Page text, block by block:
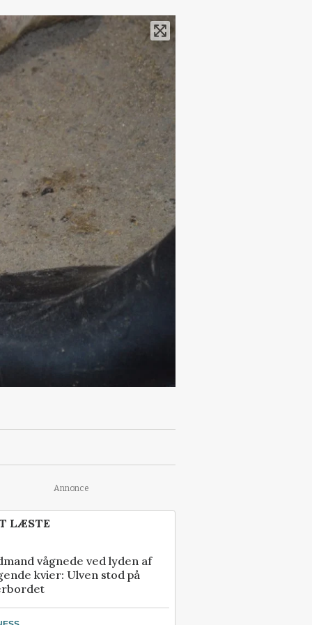
Annonce
LÆSTE
vågnede ved lyden af
kvier: Ulven stod på